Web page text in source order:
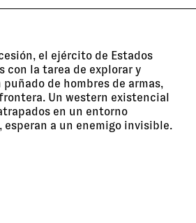
el ejército de Estados
con la tarea de explorar y
de hombres de armas,
Un western existencial
en un entorno
a un enemigo invisible.